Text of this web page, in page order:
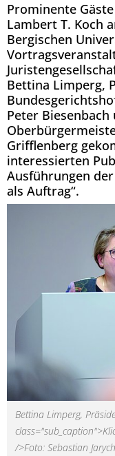
Prominente
Lambert T. Koch
Bergischen
Bettina Limperg,
Peter
Grifflenberg
interessierten
Ausführungen
als Auftrag“.
Bettina Limperg,
/>Foto: Sebastian